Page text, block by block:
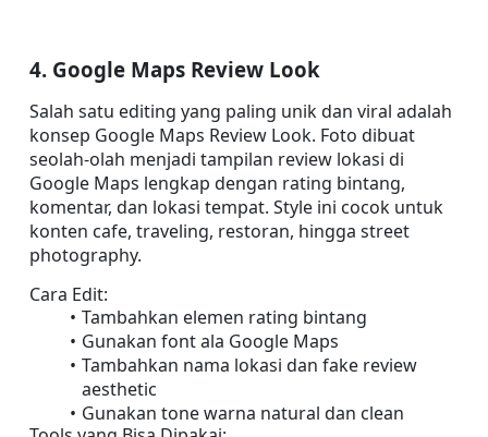
4. Google Maps Review Look
Salah satu editing yang paling unik dan viral adalah
konsep Google Maps Review Look. Foto dibuat
seolah-olah menjadi tampilan review lokasi di
Google Maps lengkap dengan rating bintang,
komentar, dan lokasi tempat. Style ini cocok untuk
konten cafe, traveling, restoran, hingga street
photography.
Cara Edit:
Tambahkan elemen rating bintang
Gunakan font ala Google Maps
Tambahkan nama lokasi dan fake review
aesthetic
Gunakan tone warna natural dan clean